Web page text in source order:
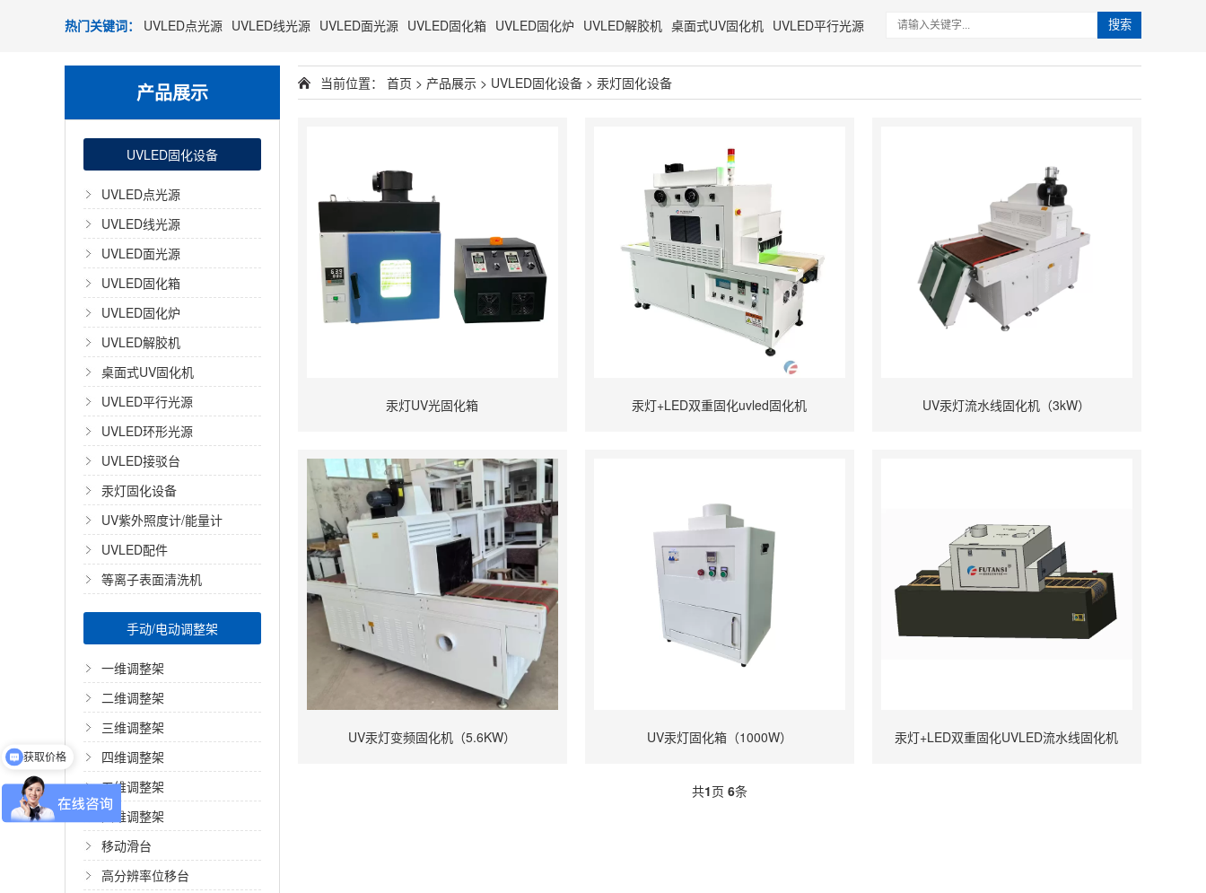
热门关键词： UVLED点光源 UVLED线光源 UVLED面光源 UVLED固化箱 UVLED固化炉 UVLED解胶机 桌面式UV固化机 UVLED平行光源 搜索
产品展示
UVLED固化设备
UVLED点光源
UVLED线光源
UVLED面光源
UVLED固化箱
UVLED固化炉
UVLED解胶机
桌面式UV固化机
UVLED平行光源
UVLED环形光源
UVLED接驳台
汞灯固化设备
UV紫外照度计/能量计
UVLED配件
等离子表面清洗机
手动/电动调整架
一维调整架
二维调整架
三维调整架
四维调整架
五维调整架
六维调整架
移动滑台
高分辨率位移台
当前位置： 首页 > 产品展示 > UVLED固化设备 > 汞灯固化设备
汞灯UV光固化箱 汞灯+LED双重固化uvled固化机 UV汞灯流水线固化机（3kW）
UV汞灯变频固化机（5.6KW） UV汞灯固化箱（1000W） 汞灯+LED双重固化UVLED流水线固化机
共1页 6条
获取价格